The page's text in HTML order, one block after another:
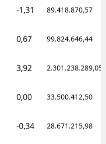
-1,31 89.418.870,57
0,67 99.824.646,44
3,92 2.301.238.289,05
0,00 33.500.412,50
-0,34 28.671.215,98